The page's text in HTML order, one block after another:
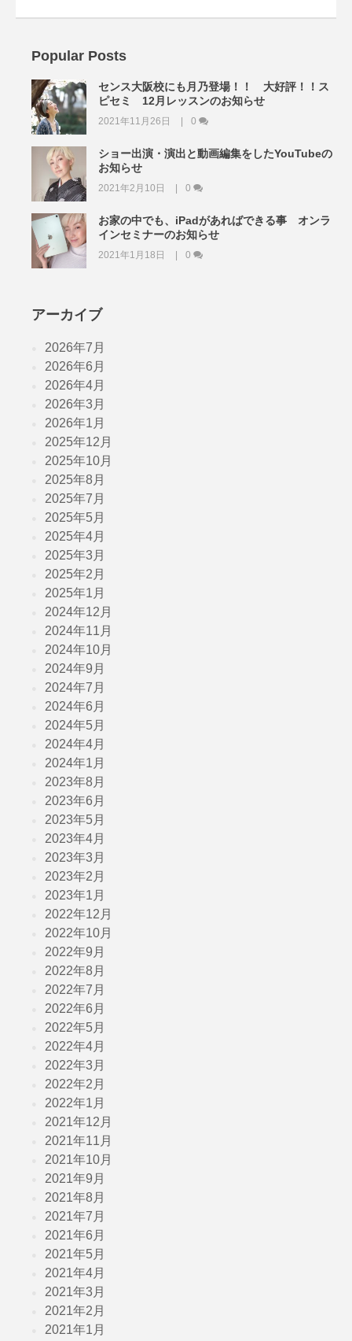
Popular Posts
センス大阪校にも月乃登場！！ 大好評！！ス
ピセミ 12月レッスンのお知らせ
2021年11月26日 0
ショー出演・演出と動画編集をしたYouTubeの
お知らせ
2021年2月10日 0
お家の中でも、iPadがあればできる事 オンラ
インセミナーのお知らせ
2021年1月18日 0
アーカイブ
2026年7月
2026年6月
2026年4月
2026年3月
2026年1月
2025年12月
2025年10月
2025年8月
2025年7月
2025年5月
2025年4月
2025年3月
2025年2月
2025年1月
2024年12月
2024年11月
2024年10月
2024年9月
2024年7月
2024年6月
2024年5月
2024年4月
2024年1月
2023年8月
2023年6月
2023年5月
2023年4月
2023年3月
2023年2月
2023年1月
2022年12月
2022年10月
2022年9月
2022年8月
2022年7月
2022年6月
2022年5月
2022年4月
2022年3月
2022年2月
2022年1月
2021年12月
2021年11月
2021年10月
2021年9月
2021年8月
2021年7月
2021年6月
2021年5月
2021年4月
2021年3月
2021年2月
2021年1月